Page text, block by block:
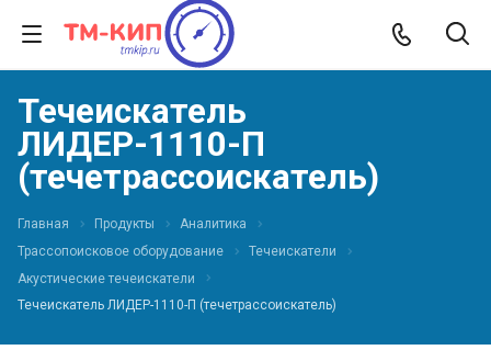
Течеискатель
ЛИДЕР-1110-П
(течетрассоискатель)
Главная Продукты
Аналитика
Трассопоисковое оборудование
Течеискатели
Акустические течеискатели
Течеискатель ЛИДЕР-1110-П (течетрассоискатель)